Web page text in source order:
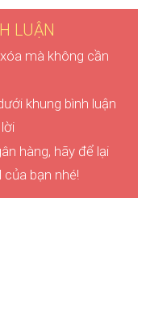
LUẬN
mà không cần
khung bình luận
hàng, hãy để lại
bạn nhé!